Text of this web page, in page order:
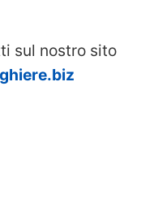
sul nostro sito